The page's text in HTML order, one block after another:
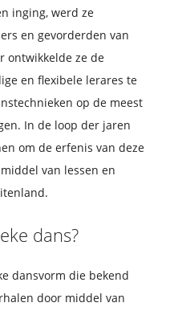
inging, werd ze
en gevorderden van
ontwikkelde ze de
en flexibele lerares te
op de meest
In de loop der jaren
om de erfenis van deze
van lessen en
dans?
dansvorm die bekend
door middel van